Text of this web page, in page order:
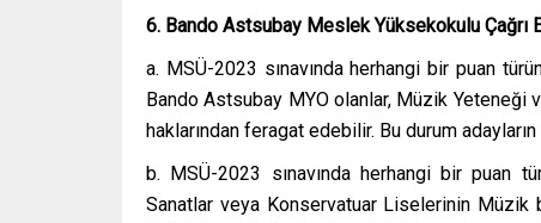
6. Bando Astsubay Meslek Yüksekokulu Çağrı
a. MSÜ-2023 sınavında herhangi bir puan
Bando Astsubay MYO olanlar, Müzik Yeteneği
haklarından feragat edebilir. Bu durum
b. MSÜ-2023 sınavında herhangi bir puan
Sanatlar veya Konservatuar Liselerinin